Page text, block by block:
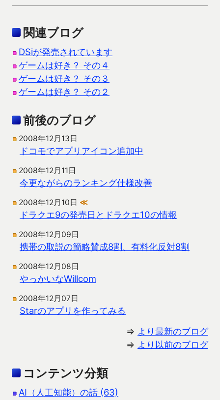
関連ブログ
DSiが発売されています
ゲームは好き？ その４
ゲームは好き？ その３
ゲームは好き？ その２
前後のブログ
2008年12月13日
ドコモでアプリアイコン追加中
2008年12月11日
今更ながらのランキング仕様改善
2008年12月10日 ≪
ドラクエ9の発売日とドラクエ10の情報
2008年12月09日
携帯の取説の簡略賛成8割、有料化反対8割
2008年12月08日
やっかいなWillcom
2008年12月07日
Starのアプリを作ってみる
⇒ より最新のブログ
⇒ より以前のブログ
コンテンツ分類
AI（人工知能）の話 (63)